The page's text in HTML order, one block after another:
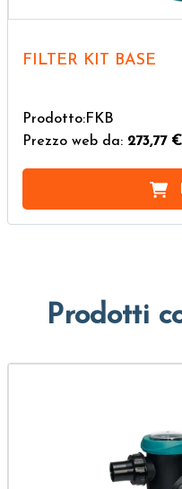
FILTER KIT BASE
Prodotto:FKB
Prezzo web da: 273,77 €
Prodotti